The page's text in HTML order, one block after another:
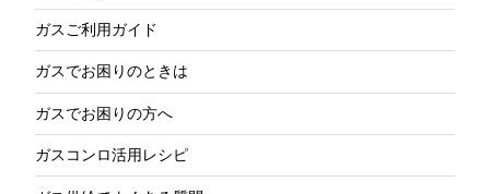
ガスご利用ガイド
ガスでお困りのときは
ガスでお困りの方へ
ガスコンロ活用レシピ